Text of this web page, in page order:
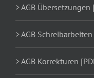
> AGB Übersetzungen
> AGB
> AGB Korrekturen